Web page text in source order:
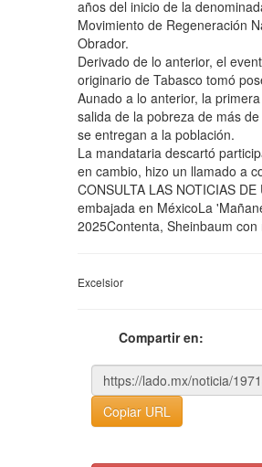
años del inicio de la
Movimiento de Regeneración
Obrador.
Derivado de lo anterior, el
originario de Tabasco tomó
Aunado a lo anterior, la
salida de la pobreza de más
se entregan a la población.
La mandataria descartó
en cambio, hizo un llamado a
CONSULTA LAS NOTICIAS
embajada en MéxicoLa
2025Contenta, Sheinbaum
Excelsior
Compartir en:
Copiar URL